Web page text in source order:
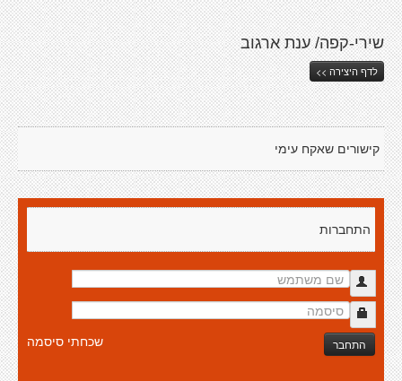
שירי-קפה/ ענת ארגוב
לדף היצירה >>
קישורים שאקח עימי
התחברות
התחבר שכחתי סיסמה